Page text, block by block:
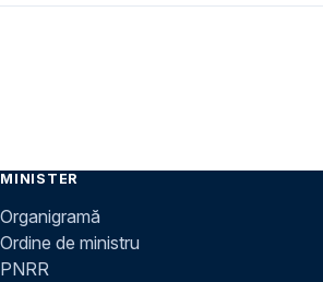
MINISTER
Organigramă
Ordine de ministru
PNRR